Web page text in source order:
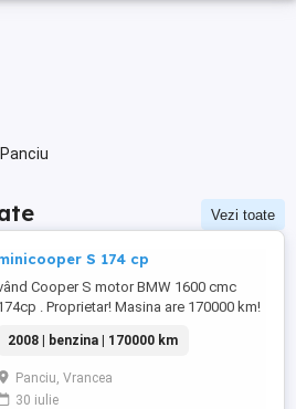
Vezi toate
S 174 cp
Cooper S motor BMW 1600 cmc
. Proprietar! Masina are 170000 km!
doua mașină! Acte valabile pina în
septembrie anul acesta!Toate schimburile
sunt făcute!
2008 | benzina | 170000 km
Panciu, Vrancea
30 iulie